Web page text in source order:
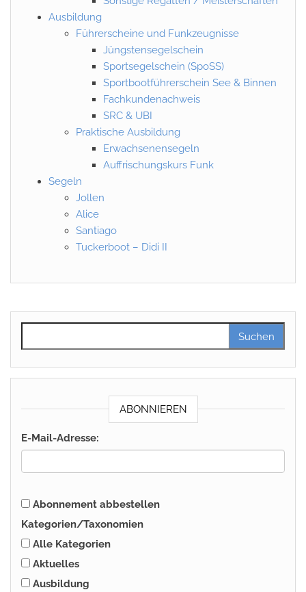
Ausbildung
Führerscheine und Funkzeugnisse
Jüngstensegelschein
Sportsegelschein (SpoSS)
Sportbootführerschein See & Binnen
Fachkundenachweis
SRC & UBI
Praktische Ausbildung
Erwachsenensegeln
Auffrischungskurs Funk
Segeln
Jollen
Alice
Santiago
Tuckerboot – Didi II
ABONNIEREN
E-Mail-Adresse:
Abonnement abbestellen
Kategorien/Taxonomien
Alle Kategorien
Aktuelles
Ausbildung